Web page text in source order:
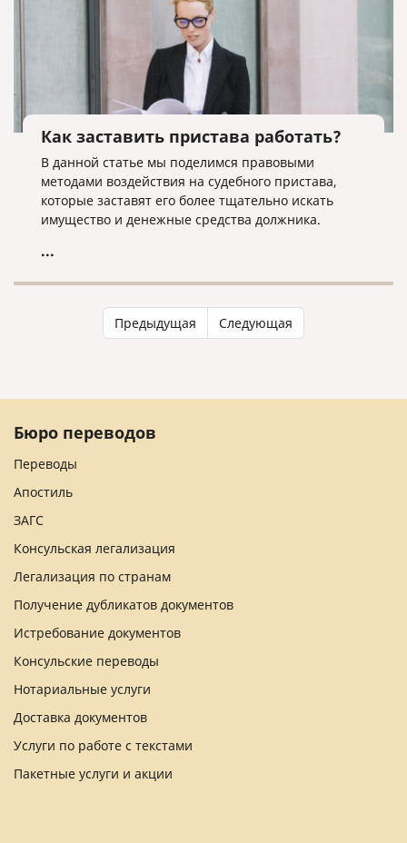
Как заставить пристава работать?
В данной статье мы поделимся правовыми
методами воздействия на судебного пристава,
которые заставят его более тщательно искать
имущество и денежные средства должника.
...
Предыдущая Следующая
Бюро переводов
Переводы
Апостиль
ЗАГС
Консульская легализация
Легализация по странам
Получение дубликатов документов
Истребование документов
Консульские переводы
Нотариальные услуги
Доставка документов
Услуги по работе с текстами
Пакетные услуги и акции